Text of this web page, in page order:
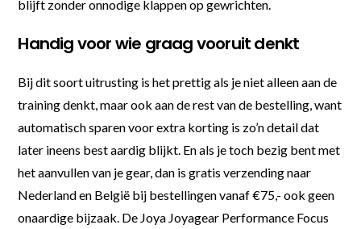
blijft zonder onnodige klappen op gewrichten.
Handig voor wie graag vooruit denkt
Bij dit soort uitrusting is het prettig als je niet alleen aan de
training denkt, maar ook aan de rest van de bestelling, want
automatisch sparen voor extra korting is zo’n detail dat
later ineens best aardig blijkt. En als je toch bezig bent met
het aanvullen van je gear, dan is gratis verzending naar
Nederland en België bij bestellingen vanaf €75,- ook geen
onaardige bijzaak. De Joya Joyagear Performance Focus